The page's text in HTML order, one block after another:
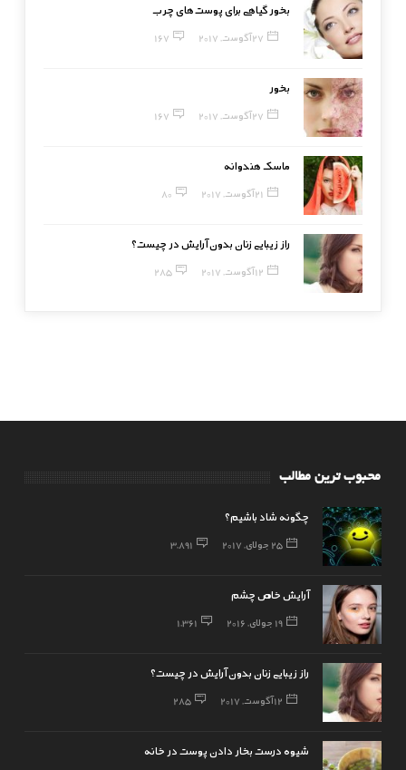
بخور گیاهی برای پوست‌های چرب
27 آگوست, 2017 167
بخور
27 آگوست, 2017 167
ماسک هندوانه
21 آگوست, 2017 80
راز زیبایی زنان بدون آرایش در چیست؟
12 آگوست, 2017 285
محبوب ترین مطالب
چگونه شاد باشیم؟
25 جولای, 2017 3,891
آرایش خاص چشم
19 جولای, 2016 1,361
راز زیبایی زنان بدون آرایش در چیست؟
12 آگوست, 2017 285
شیوه درست بخار دادن پوست در خانه